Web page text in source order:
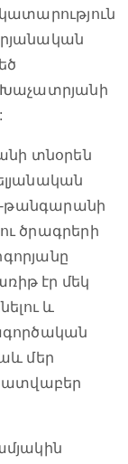
Խաչատրյանի
տնօրեն
թանգարանի
ծրագրերի
էր մեկ
և
մեր